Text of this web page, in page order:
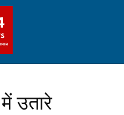
उतारे